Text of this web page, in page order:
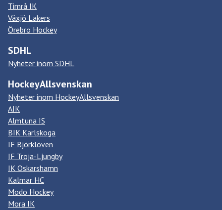
Timrå IK
Växjö Lakers
Örebro Hockey
SDHL
Nyheter inom SDHL
HockeyAllsvenskan
Nyheter inom HockeyAllsvenskan
AIK
Almtuna IS
BIK Karlskoga
IF Björklöven
IF Troja-Ljungby
IK Oskarshamn
Kalmar HC
Modo Hockey
Mora IK